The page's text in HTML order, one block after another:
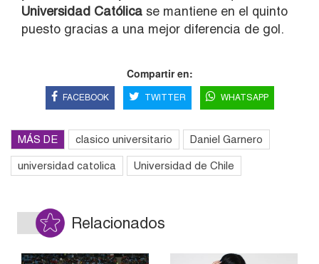
Universidad Católica se mantiene en el quinto
puesto gracias a una mejor diferencia de gol.
Compartir en:
FACEBOOK TWITTER WHATSAPP
MÁS DE clasico universitario Daniel Garnero
universidad catolica Universidad de Chile
Relacionados